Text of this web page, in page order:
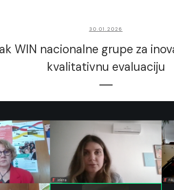
30.01.2026
WIN nacionalne grupe za
kvalitativnu evaluaciju